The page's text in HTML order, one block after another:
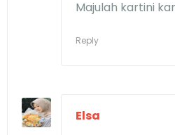
Majulah kartini
Reply
Elsa